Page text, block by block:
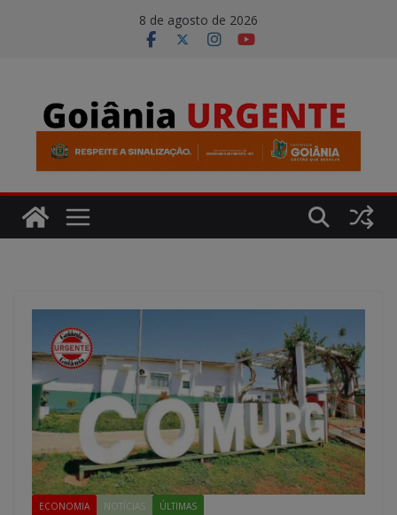
8 de agosto de 2026
ECONOMIA NOTÍCIAS ÚLTIMAS
modal-check